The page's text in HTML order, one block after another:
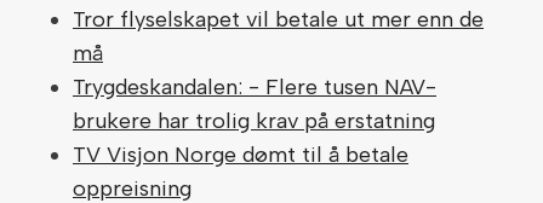
Tror flyselskapet vil betale ut mer enn de
må
Trygdeskandalen: - Flere tusen NAV-
brukere har trolig krav på erstatning
TV Visjon Norge dømt til å betale
oppreisning